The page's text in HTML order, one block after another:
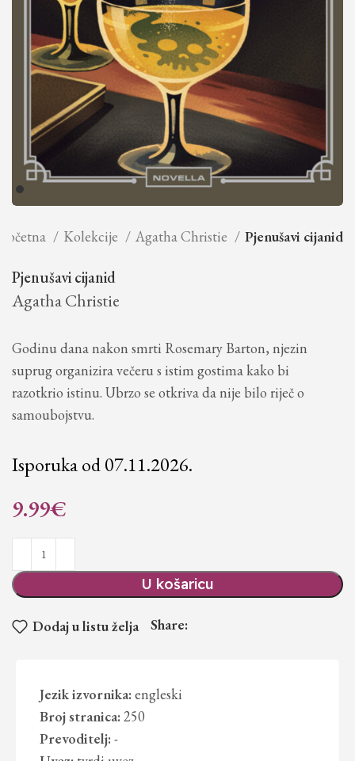
Početna Kolekcije Agatha Christie Pjenušavi cijanid
Pjenušavi cijanid
Agatha Christie
Godinu dana nakon smrti Rosemary Barton, njezin
suprug organizira večeru s istim gostima kako bi
razotkrio istinu. Ubrzo se otkriva da nije bilo riječ o
samoubojstvu.
Isporuka od 07.11.2026.
9.99€
U košaricu
Dodaj u listu želja Share:
Jezik izvornika: engleski
Broj stranica: 250
Prevoditelj: -